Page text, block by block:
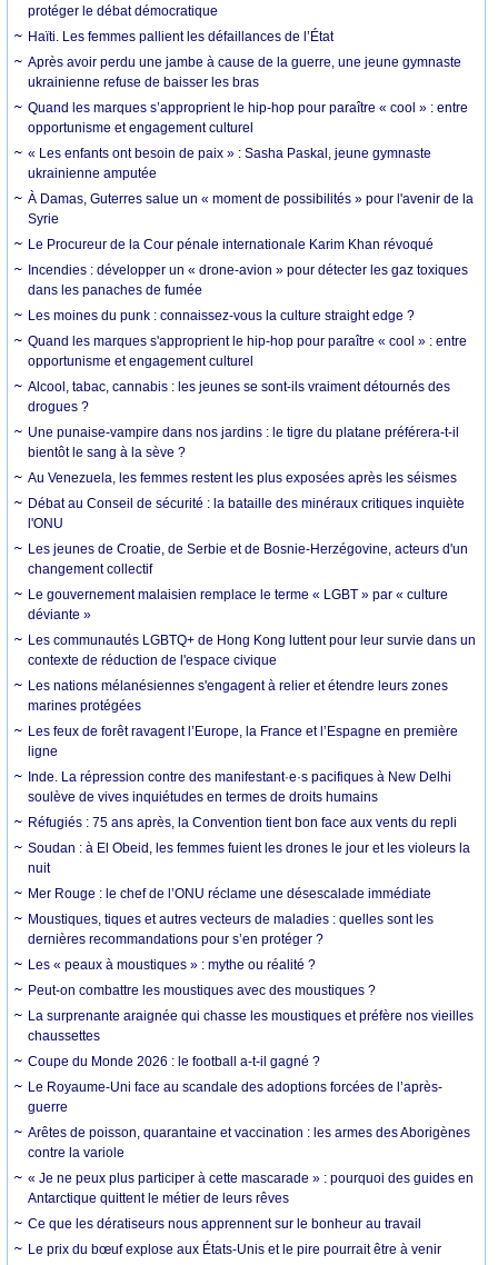
protéger le débat démocratique
Haïti. Les femmes pallient les défaillances de l’État
Après avoir perdu une jambe à cause de la guerre, une jeune gymnaste
ukrainienne refuse de baisser les bras
Quand les marques s’approprient le hip-hop pour paraître « cool » : entre
opportunisme et engagement culturel
« Les enfants ont besoin de paix » : Sasha Paskal, jeune gymnaste
ukrainienne amputée
À Damas, Guterres salue un « moment de possibilités » pour l'avenir de la
Syrie
Le Procureur de la Cour pénale internationale Karim Khan révoqué
Incendies : développer un « drone-avion » pour détecter les gaz toxiques
dans les panaches de fumée
Les moines du punk : connaissez-vous la culture straight edge ?
Quand les marques s'approprient le hip-hop pour paraître « cool » : entre
opportunisme et engagement culturel
Alcool, tabac, cannabis : les jeunes se sont-ils vraiment détournés des
drogues ?
Une punaise-vampire dans nos jardins : le tigre du platane préférera-t-il
bientôt le sang à la sève ?
Au Venezuela, les femmes restent les plus exposées après les séismes
Débat au Conseil de sécurité : la bataille des minéraux critiques inquiète
l'ONU
Les jeunes de Croatie, de Serbie et de Bosnie-Herzégovine, acteurs d'un
changement collectif
Le gouvernement malaisien remplace le terme « LGBT » par « culture
déviante »
Les communautés LGBTQ+ de Hong Kong luttent pour leur survie dans un
contexte de réduction de l'espace civique
Les nations mélanésiennes s'engagent à relier et étendre leurs zones
marines protégées
Les feux de forêt ravagent l’Europe, la France et l’Espagne en première
ligne
Inde. La répression contre des manifestant·e·s pacifiques à New Delhi
soulève de vives inquiétudes en termes de droits humains
Réfugiés : 75 ans après, la Convention tient bon face aux vents du repli
Soudan : à El Obeid, les femmes fuient les drones le jour et les violeurs la
nuit
Mer Rouge : le chef de l’ONU réclame une désescalade immédiate
Moustiques, tiques et autres vecteurs de maladies : quelles sont les
dernières recommandations pour s’en protéger ?
Les « peaux à moustiques » : mythe ou réalité ?
Peut-on combattre les moustiques avec des moustiques ?
La surprenante araignée qui chasse les moustiques et préfère nos vieilles
chaussettes
Coupe du Monde 2026 : le football a-t-il gagné ?
Le Royaume-Uni face au scandale des adoptions forcées de l’après-
guerre
Arêtes de poisson, quarantaine et vaccination : les armes des Aborigènes
contre la variole
« Je ne peux plus participer à cette mascarade » : pourquoi des guides en
Antarctique quittent le métier de leurs rêves
Ce que les dératiseurs nous apprennent sur le bonheur au travail
Le prix du bœuf explose aux États-Unis et le pire pourrait être à venir